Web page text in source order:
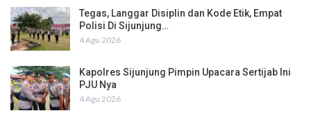
Tegas, Langgar Disiplin dan Kode Etik, Empat
Polisi Di Sijunjung…
4 Agu 2026
Kapolres Sijunjung Pimpin Upacara Sertijab Ini
PJU Nya
4 Agu 2026